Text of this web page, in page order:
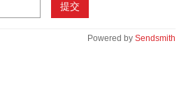
提交
Powered by Sendsmith